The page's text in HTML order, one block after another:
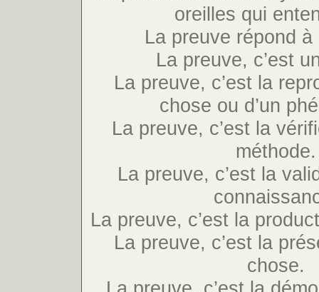
oreilles qui
La preuve répond
La preuve, c’est
La preuve, c’est la
chose ou d’un
La preuve, c’est la
méthode.
La preuve, c’est la
La preuve, c’est la
La preuve, c’est la
chose.